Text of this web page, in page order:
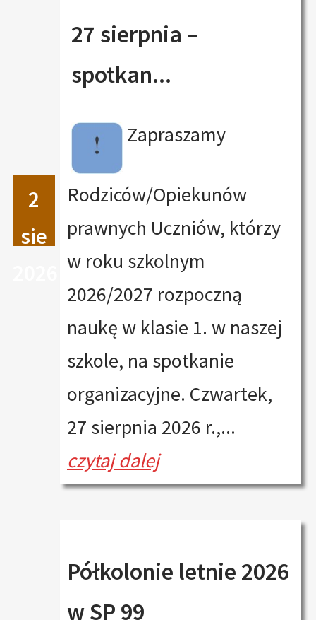
2
sie
27 sierpnia –
spotkan...
Zapraszamy
Rodziców/Opiekunów
prawnych Uczniów, którzy
w roku szkolnym
2026/2027 rozpoczną
naukę w klasie 1. w naszej
szkole, na spotkanie
organizacyjne. Czwartek,
27 sierpnia 2026 r.,...
czytaj dalej
Półkolonie letnie 2026
w SP 99